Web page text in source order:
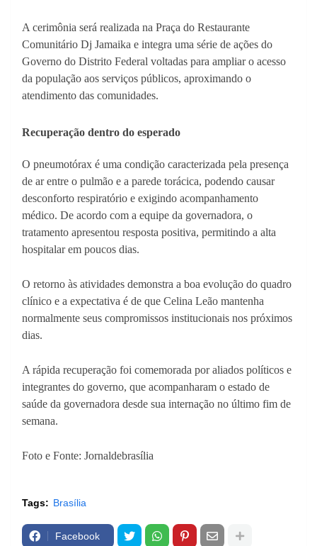
A cerimônia será realizada na Praça do Restaurante
Comunitário Dj Jamaika e integra uma série de ações do
Governo do Distrito Federal voltadas para ampliar o acesso
da população aos serviços públicos, aproximando o
atendimento das comunidades.
Recuperação dentro do esperado
O pneumotórax é uma condição caracterizada pela presença
de ar entre o pulmão e a parede torácica, podendo causar
desconforto respiratório e exigindo acompanhamento
médico. De acordo com a equipe da governadora, o
tratamento apresentou resposta positiva, permitindo a alta
hospitalar em poucos dias.
O retorno às atividades demonstra a boa evolução do quadro
clínico e a expectativa é de que Celina Leão mantenha
normalmente seus compromissos institucionais nos próximos
dias.
A rápida recuperação foi comemorada por aliados políticos e
integrantes do governo, que acompanharam o estado de
saúde da governadora desde sua internação no último fim de
semana.
Foto e Fonte: Jornaldebrasília
Tags: Brasília
Facebook